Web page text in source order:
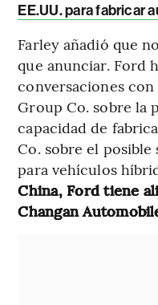
EE.UU. para fabricar
Farley añadió que
que anunciar. Ford
conversaciones
Group Co. sobre la
capacidad de
Co. sobre el
para vehículos
China, Ford tiene
Changan